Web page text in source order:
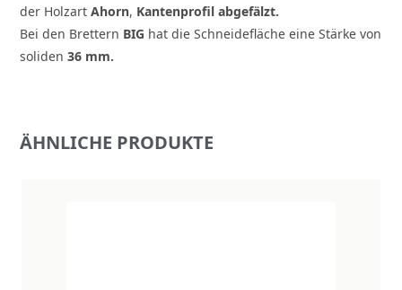
der HolzartAhorn, Kantenprofil abgefälzt.
Bei den Brettern BIG hat die Schneidefläche eine Stärke von
soliden36 mm.
ÄHNLICHE PRODUKTE